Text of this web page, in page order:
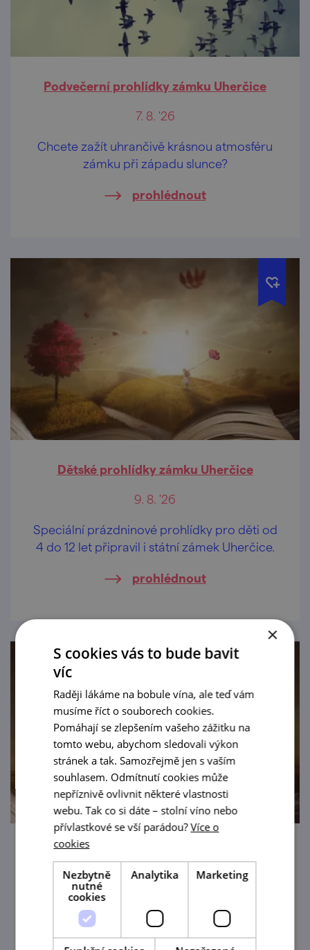
Podvečerní prohlídky zámku Uherčice
7. 8. '26
Chcete zažít uhrančivě krásnou atmosféru
zámku při západu slunce?
prohlédnout
Dětské prohlídky zámku Uherčice
9. 8. '26
Speciální prázdninové prohlídky pro děti od
4 do 12 let připravil i státní zámek Uherčice.
prohlédnout
Dětské prohlídky zámku Uherčice
12. 8. '26
Speciální prázdninové prohlídky pro děti od
4 do 12 let připravil i státní zámek Uherčice.
×
S cookies vás to bude bavit
víc
Raději lákáme na bobule vína, ale teď vám
musíme říct o souborech cookies.
Pomáhají se zlepšením vašeho zážitku na
tomto webu, abychom sledovali výkon
stránek a tak. Samozřejmě jen s vaším
souhlasem. Odmítnutí cookies může
nepříznivě ovlivnit některé vlastnosti
webu. Tak co si dáte – stolní víno nebo
přívlastkové se vší parádou?Více o
cookies
Nezbytně
nutné
cookies
Analytika Marketing